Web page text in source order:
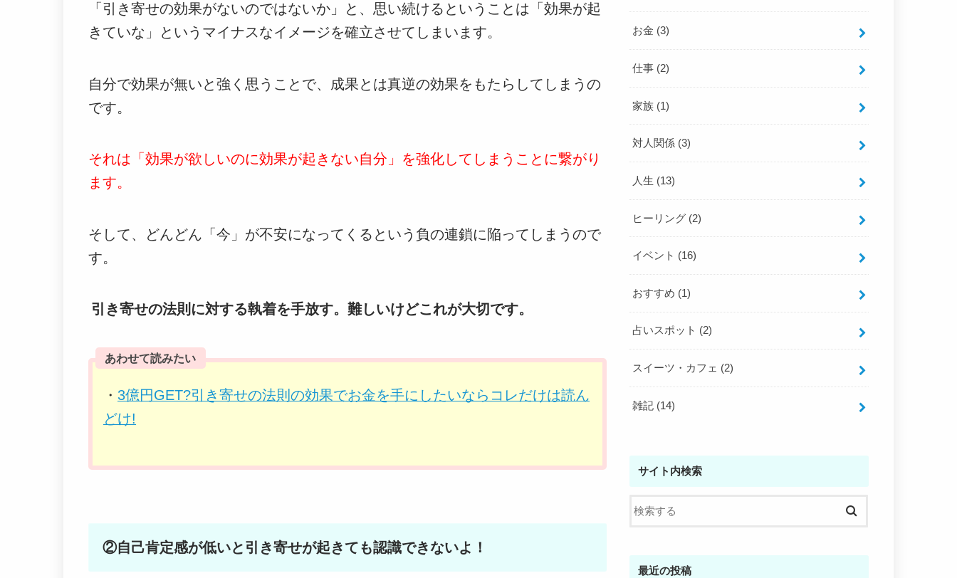
「引き寄せの効果がないのではないか」と、思い続けるということは「効果が起
きていな」というマイナスなイメージを確立させてしまいます。
自分で効果が無いと強く思うことで、成果とは真逆の効果をもたらしてしまうの
です。
それは「効果が欲しいのに効果が起きない自分」を強化してしまうことに繋がり
ます。
そして、どんどん「今」が不安になってくるという負の連鎖に陥ってしまうので
す。
引き寄せの法則に対する執着を手放す。難しいけどこれが大切です。
あわせて読みたい
・ 3億円GET?引き寄せの法則の効果でお金を手にしたいならコレだけは読ん
どけ!
②自己肯定感が低いと引き寄せが起きても認識できないよ！
お金 (3)
仕事 (2)
家族 (1)
対人関係 (3)
人生 (13)
ヒーリング (2)
イベント (16)
おすすめ (1)
占いスポット (2)
スイーツ・カフェ (2)
雑記 (14)
サイト内検索
最近の投稿